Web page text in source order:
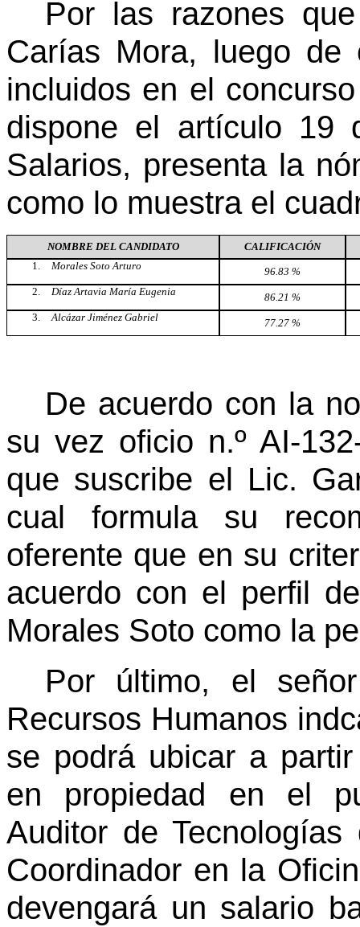
Por las razones
Carías Mora, luego de
incluidos en el
dispone el artículo 19
Salarios, presenta la
como lo muestra el
NOMBRE DEL CANDIDATO CALIFICACIÓN
Morales Soto Arturo
96.83 %
Díaz Artavia María Eugenia
86.21 %
Alcázar Jiménez Gabriel
77.27 %
De acuerdo con la
su vez oficio n.º AI-
que suscribe el Lic.
cual formula su
oferente que en su
acuerdo con el perfil
Morales Soto como la
Por último, el
Recursos Humanos
se podrá ubicar a
en propiedad en el
Auditor de
Coordinador en la
devengará un salario